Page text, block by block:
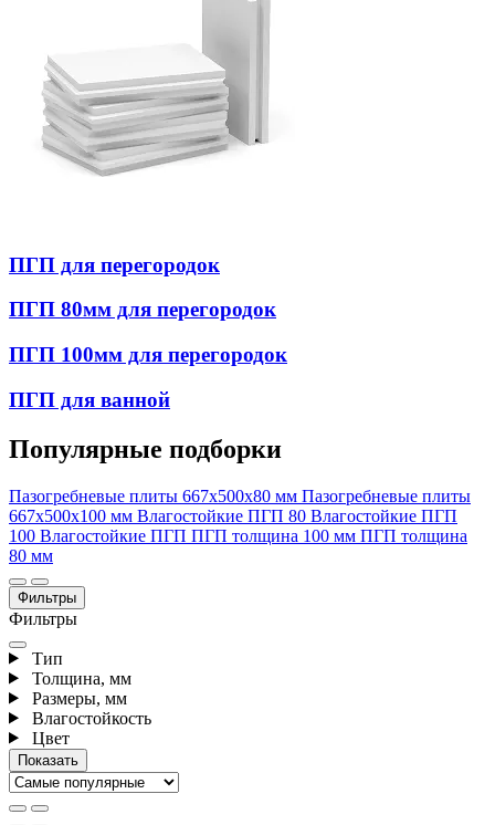
ПГП для перегородок
ПГП 80мм для перегородок
ПГП 100мм для перегородок
ПГП для ванной
Популярные подборки
Пазогребневые плиты 667x500x80 мм Пазогребневые плиты
667х500х100 мм Влагостойкие ПГП 80 Влагостойкие ПГП
100 Влагостойкие ПГП ПГП толщина 100 мм ПГП толщина
80 мм
Фильтры
Фильтры
Тип
Толщина, мм
Размеры, мм
Влагостойкость
Цвет